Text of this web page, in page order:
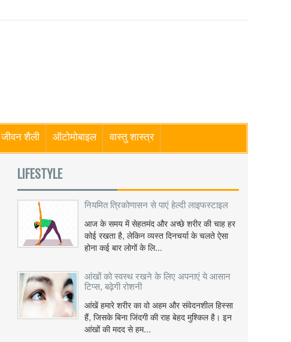
जीवन शैली ऑटोमोबाइल वास्तु शास्त्र
LIFESTYLE
नियमित त्रिकोणासन से पाएं हेल्दी लाइफस्टाइल
आज के समय में सेहतमंद और अच्छे शरीर की चाह हर
कोई रखता है, लेकिन व्यस्त दिनचर्या के चलते ऐसा
होना कई बार लोगों के लि...
आंखों को स्वस्थ रखने के लिए अपनाएं ये आसान
टिप्स, बढ़ेगी रोशनी
आंखें हमारे शरीर का वो अहम और संवेदनशील हिस्सा
हैं, जिसके बिना जिंदगी की राह बेहद मुश्किल है। इन
आंखों की मदद से हम...